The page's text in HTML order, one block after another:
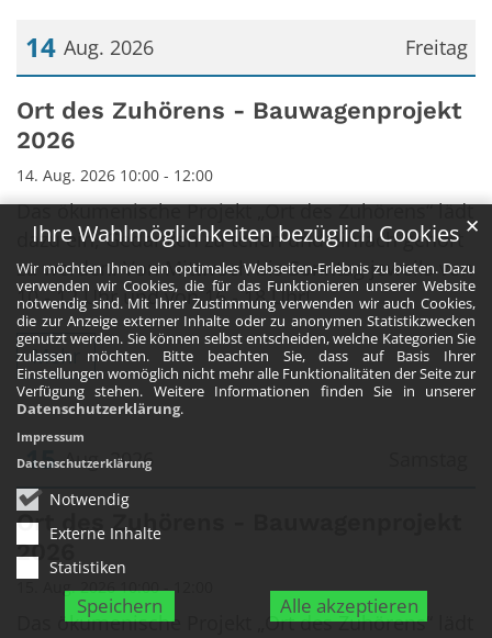
Ihre Wahlmöglichkeiten bezüglich Cookies
Wir möchten Ihnen ein optimales Webseiten-Erlebnis zu bieten. Dazu
verwenden wir Cookies, die für das Funktionieren unserer Website
notwendig sind. Mit Ihrer Zustimmung verwenden wir auch Cookies,
die zur Anzeige externer Inhalte oder zu anonymen Statistikzwecken
genutzt werden. Sie können selbst entscheiden, welche Kategorien Sie
zulassen möchten. Bitte beachten Sie, dass auf Basis Ihrer
Einstellungen womöglich nicht mehr alle Funktionalitäten der Seite zur
Verfügung stehen. Weitere Informationen finden Sie in unserer
Datenschutzerklärung.
Notwendig
Externe Inhalte
Statistiken
Speichern Alle akzeptieren
✕
Impressum
Datenschutzerklärung
Freitag
14 Aug. 2026
Datum: 14. August 2026
Ort des Zuhörens - Bauwagenprojekt
2026
14. Aug. 2026 10:00 - 12:00
Das ökumenische Projekt „Ort des Zuhörens“ lädt
dazu ein, Gedanken zu teilen und einfach gehört
zu werden. Von Mittwoch bis Sonntag jeweils von
10 - 12 Uhr und von 16 - 18 Uhr!
Mehr
15 Aug. 2026
Datum: 15. August 2026
Ort des Zuhörens - Bauwagenprojekt
2026
15. Aug. 2026 10:00 - 12:00
Das ökumenische Projekt „Ort des Zuhörens“ lädt